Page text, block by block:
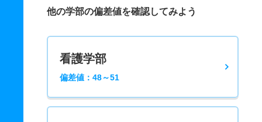
他の学部の偏差値を確認してみよう
看護学部
偏差値：48～51